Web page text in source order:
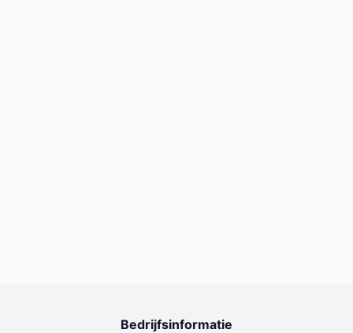
Bedrijfsinformatie